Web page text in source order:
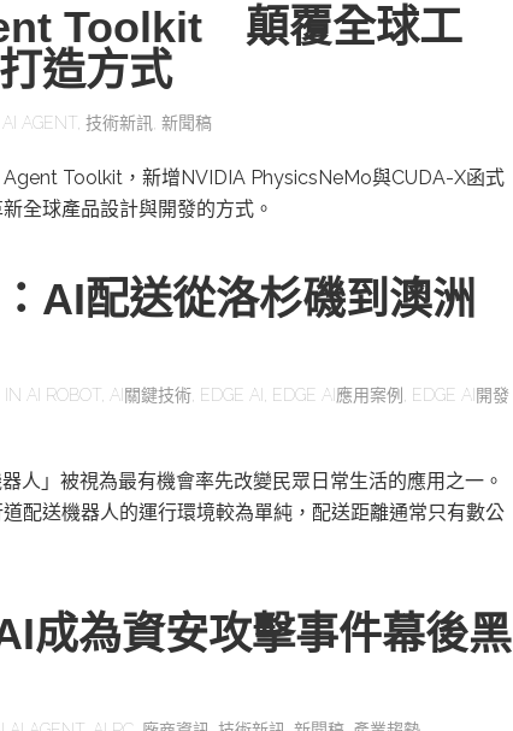
Toolkit 顛覆全球工
造方式
AI AGENT 技術新訊 新聞稿
Toolkit，新增NVIDIA PhysicsNeMo與CUDA-X函式
全球產品設計與開發的方式。
AI配送從洛杉磯到澳洲
IN AI ROBOT AI關鍵技術 EDGE AI EDGE AI應用案例 EDGE AI開發
人」被視為最有機會率先改變民眾日常生活的應用之一。
配送機器人的運行環境較為單純，配送距離通常只有數公
成為資安攻擊事件幕後黑